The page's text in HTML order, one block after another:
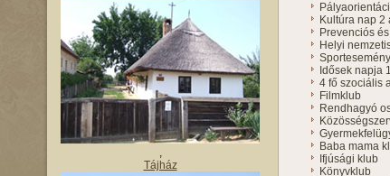
,
Tájház
Kultúra nap 2
Prevenciós
Helyi
Idősek napja
4 fő szociális
Filmklub
Rendhagyó
Baba mama
Ifjúsági klub
Könyvklub